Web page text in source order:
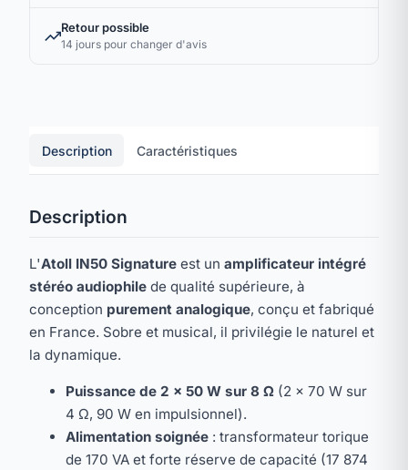
Retour possible
14 jours pour changer d'avis
Description Caractéristiques
Description
L'Atoll IN50 Signature est un amplificateur intégré
stéréo audiophile de qualité supérieure, à
conception purement analogique, conçu et fabriqué
en France. Sobre et musical, il privilégie le naturel et
la dynamique.
Puissance de 2 × 50 W sur 8 Ω (2 × 70 W sur
4 Ω, 90 W en impulsionnel).
Alimentation soignée : transformateur torique
de 170 VA et forte réserve de capacité (17 874